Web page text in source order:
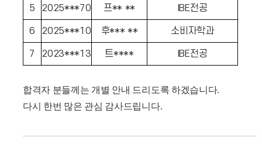
5 2025***70 프** ** IBE전공
6 2025***10 후*** ** 소비자학과
7 2023***13 트**** IBE전공
합격자 분들께는 개별 안내 드리도록 하겠습니다.
다시 한번 많은 관심 감사드립니다.